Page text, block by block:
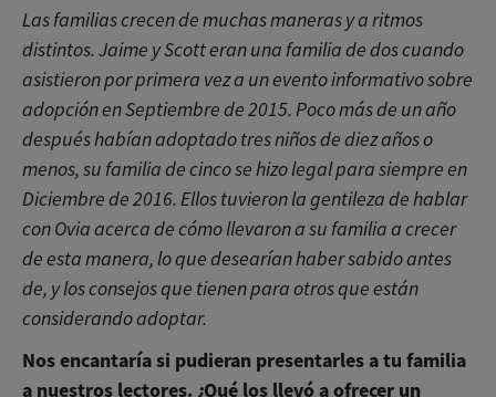
Las familias crecen de muchas maneras y a ritmos
distintos. Jaime y Scott eran una familia de dos cuando
asistieron por primera vez a un evento informativo sobre
adopción en Septiembre de 2015. Poco más de un año
después habían adoptado tres niños de diez años o
menos, su familia de cinco se hizo legal para siempre en
Diciembre de 2016. Ellos tuvieron la gentileza de hablar
con Ovia acerca de cómo llevaron a su familia a crecer
de esta manera, lo que desearían haber sabido antes
de, y los consejos que tienen para otros que están
considerando adoptar.
Nos encantaría si pudieran presentarles a tu familia
a nuestros lectores. ¿Qué los llevó a ofrecer un